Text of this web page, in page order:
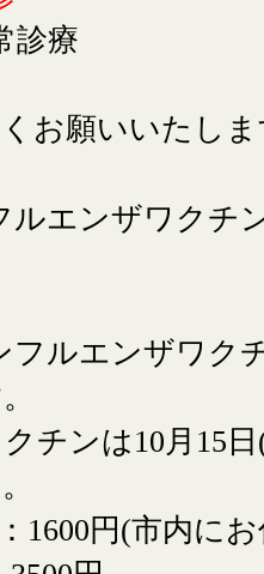
療
お願いいたし
エンザワクチ
ルエンザワク
チンは10月15
1600円(市内に